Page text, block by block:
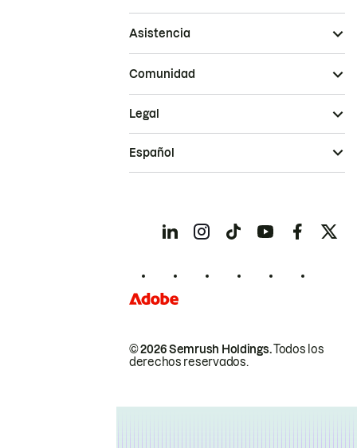
Asistencia
Comunidad
© 2026 Semrush Holdings.Todos los
derechos reservados.
Legal
Español